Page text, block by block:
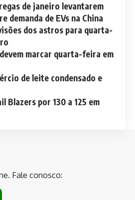
de janeiro levantarem
demanda de EVs na China
dos astros para quarta-
marcar quarta-feira em
de leite condensado e
Blazers por 130 a 125 em
Fale conosco: